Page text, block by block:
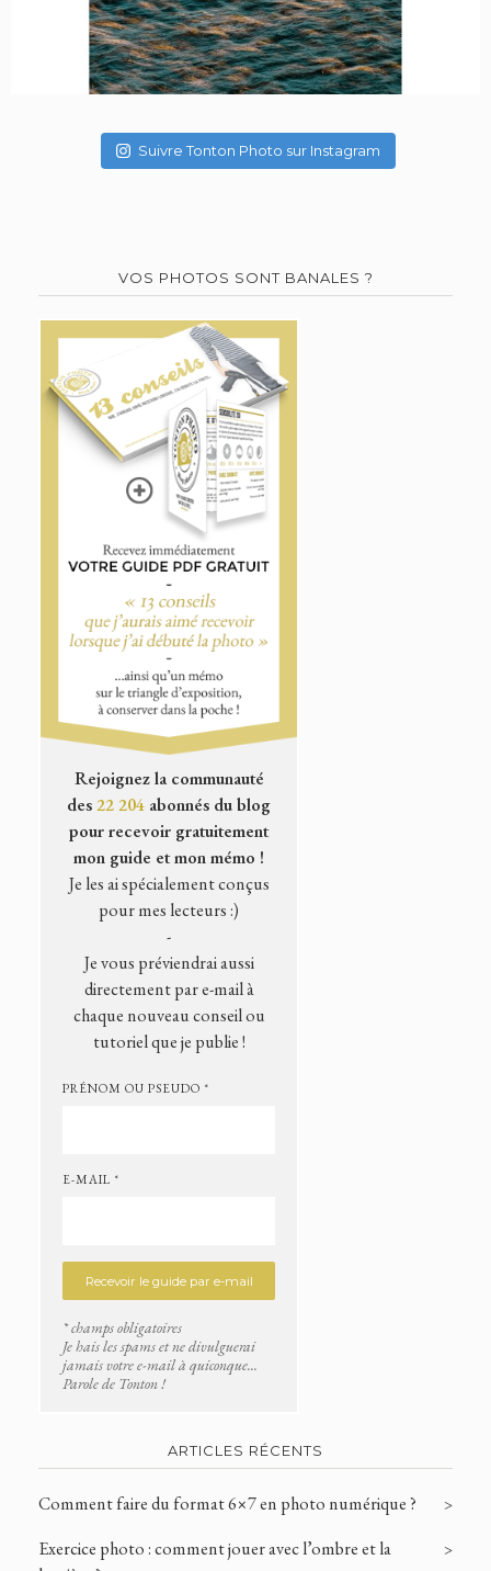
Suivre Tonton Photo sur Instagram
VOS PHOTOS SONT BANALES ?
Rejoignez la communauté
des22 204 abonnés du blog
pour recevoir gratuitement
mon guide et mon mémo !
Je les ai spécialement conçus
pour mes lecteurs :)
-
Je vous préviendrai aussi
directement par e-mail à
chaque nouveau conseil ou
tutoriel que je publie !
PRÉNOM OU PSEUDO *
E-MAIL *
* champs obligatoires
Je hais les spams et ne divulguerai
jamais votre e-mail à quiconque...
Parole de Tonton !
ARTICLES RÉCENTS
Comment faire du format 6×7 en photo numérique ?
Exercice photo : comment jouer avec l’ombre et la